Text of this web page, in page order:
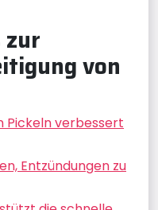
von
Pickeln verbessert
Entzündungen zu